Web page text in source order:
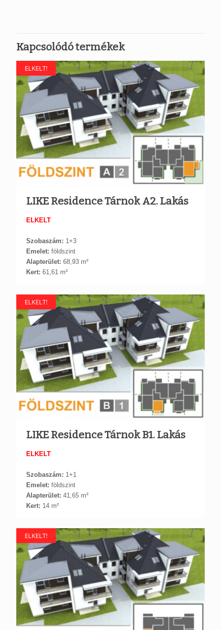
Kapcsolódó termékek
ELKELT!
LIKE Residence Tárnok A2. Lakás
ELKELT
Szobaszám: 1+3
Emelet: földszint
Alapterület: 68,93 m²
Kert: 61,61 m²
ELKELT!
LIKE Residence Tárnok B1. Lakás
ELKELT
Szobaszám: 1+1
Emelet: földszint
Alapterület: 41,65 m²
Kert: 14 m²
ELKELT!